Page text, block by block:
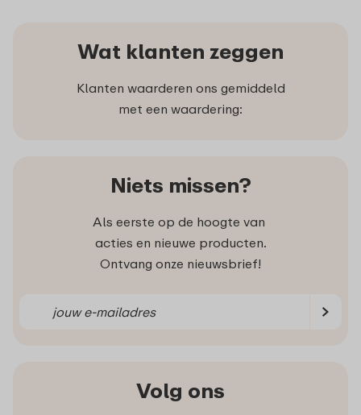
Wat klanten zeggen
Klanten waarderen ons gemiddeld
met een waardering:
Niets missen?
Als eerste op de hoogte van
acties en nieuwe producten.
Ontvang onze nieuwsbrief!
Volg ons